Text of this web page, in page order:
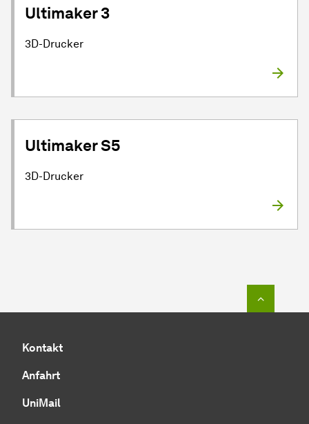
Ultimaker 3
3D-Drucker
Ultimaker S5
3D-Drucker
Kontakt
Anfahrt
UniMail